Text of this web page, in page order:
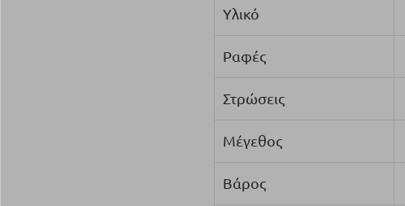
Υλικό
Ραφές
Στρώσεις
Μέγεθος
Βάρος